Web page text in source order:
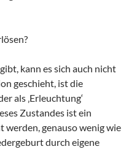
kann es sich auch nicht
geschieht, ist die
als ‚Erleuchtung‘
Zustandes ist ein
werden, genauso wenig wie
durch eigene